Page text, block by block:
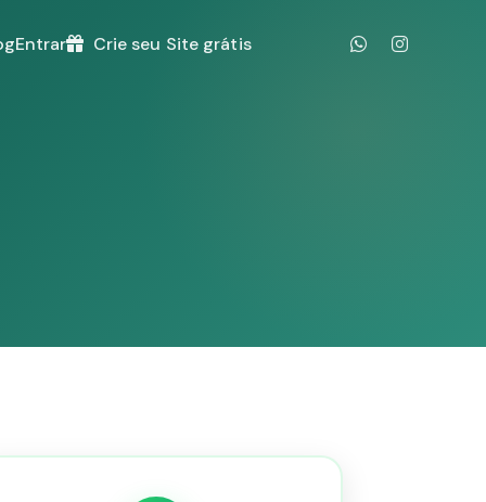
Entrar Crie seu Site grátis